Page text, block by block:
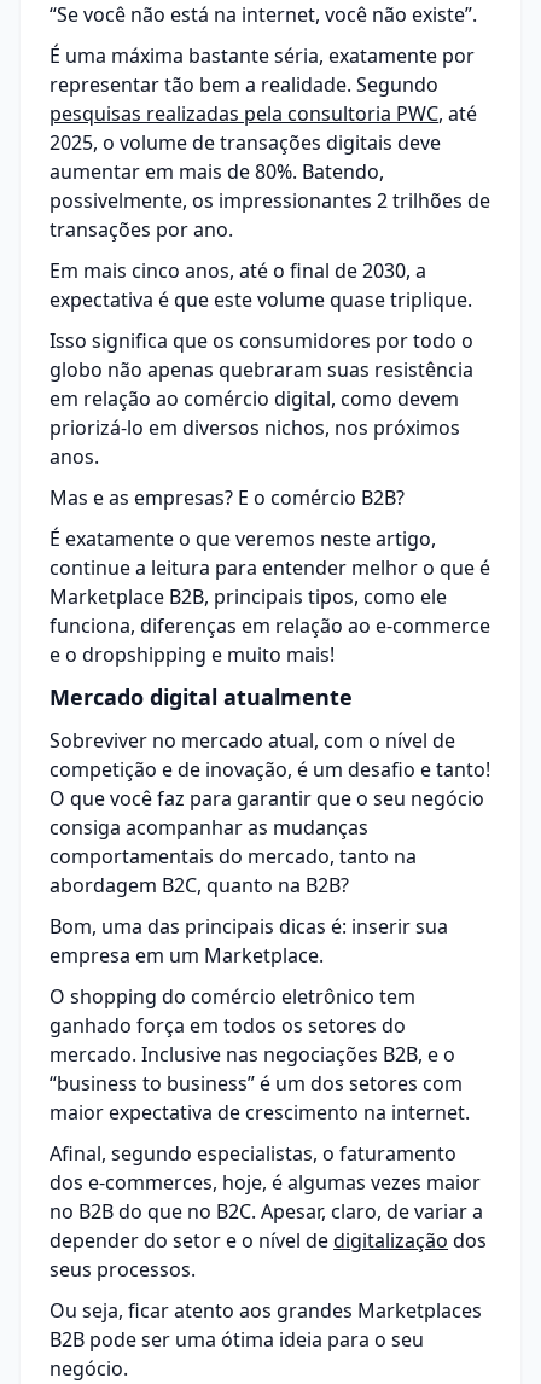
“Se você não está na internet, você não existe”.
É uma máxima bastante séria, exatamente por
representar tão bem a realidade. Segundo
pesquisas realizadas pela consultoria PWC, até
2025, o volume de transações digitais deve
aumentar em mais de 80%. Batendo,
possivelmente, os impressionantes 2 trilhões de
transações por ano.
Em mais cinco anos, até o final de 2030, a
expectativa é que este volume quase triplique.
Isso significa que os consumidores por todo o
globo não apenas quebraram suas resistência
em relação ao comércio digital, como devem
priorizá-lo em diversos nichos, nos próximos
anos.
Mas e as empresas? E o comércio B2B?
É exatamente o que veremos neste artigo,
continue a leitura para entender melhor o que é
Marketplace B2B, principais tipos, como ele
funciona, diferenças em relação ao e-commerce
e o dropshipping e muito mais!
Mercado digital atualmente
Sobreviver no mercado atual, com o nível de
competição e de inovação, é um desafio e tanto!
O que você faz para garantir que o seu negócio
consiga acompanhar as mudanças
comportamentais do mercado, tanto na
abordagem B2C, quanto na B2B?
Bom, uma das principais dicas é: inserir sua
empresa em um Marketplace.
O shopping do comércio eletrônico tem
ganhado força em todos os setores do
mercado. Inclusive nas negociações B2B, e o
“business to business” é um dos setores com
maior expectativa de crescimento na internet.
Afinal, segundo especialistas, o faturamento
dos e-commerces, hoje, é algumas vezes maior
no B2B do que no B2C. Apesar, claro, de variar a
depender do setor e o nível dedigitalização dos
seus processos.
Ou seja, ficar atento aos grandes Marketplaces
B2B pode ser uma ótima ideia para o seu
negócio.